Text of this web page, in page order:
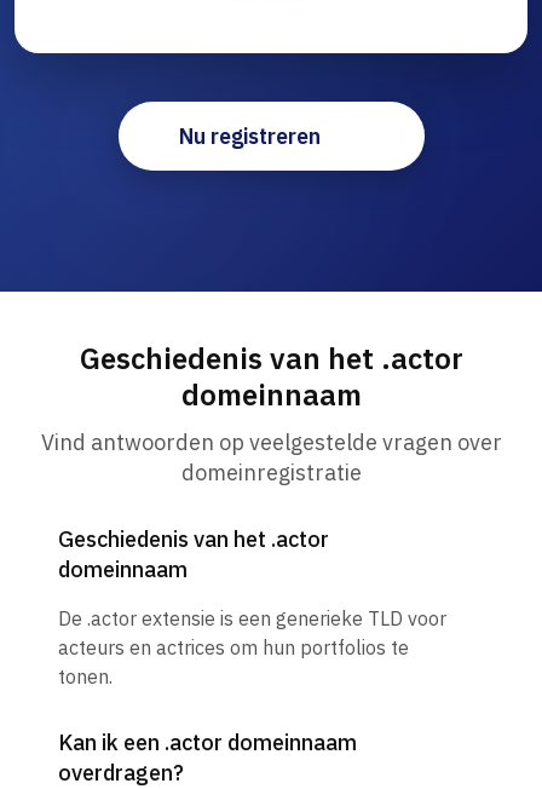
Nu registreren
Geschiedenis van het .actor
domeinnaam
Vind antwoorden op veelgestelde vragen over
domeinregistratie
Geschiedenis van het .actor
domeinnaam
De .actor extensie is een generieke TLD voor
acteurs en actrices om hun portfolios te
tonen.
Kan ik een .actor domeinnaam
overdragen?